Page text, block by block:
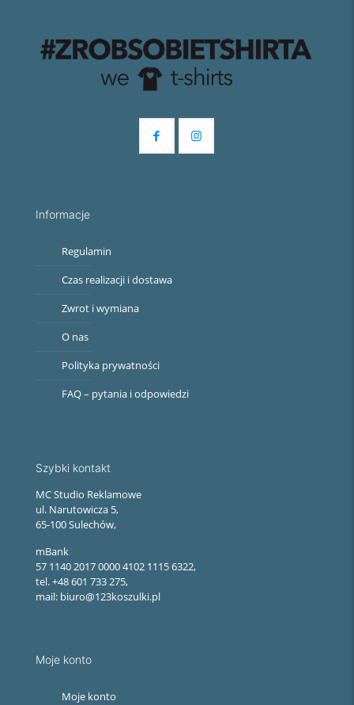
Informacje
Regulamin
Czas realizacji i dostawa
Zwrot i wymiana
O nas
Polityka prywatności
FAQ – pytania i odpowiedzi
Szybki kontakt
MC Studio Reklamowe
ul. Narutowicza 5,
65-100 Sulechów,
mBank
57 1140 2017 0000 4102 1115 6322,
tel. +48 601 733 275,
mail: biuro@123koszulki.pl
Moje konto
Moje konto